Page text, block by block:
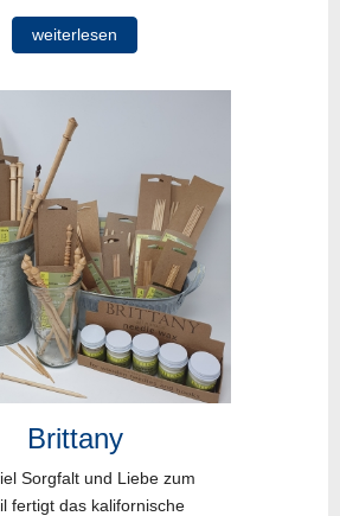
weiterlesen
Brittany
Sorgfalt und Liebe zum
fertigt das kalifornische